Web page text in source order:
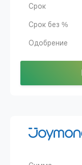
Срок
Срок без %
Одобрение